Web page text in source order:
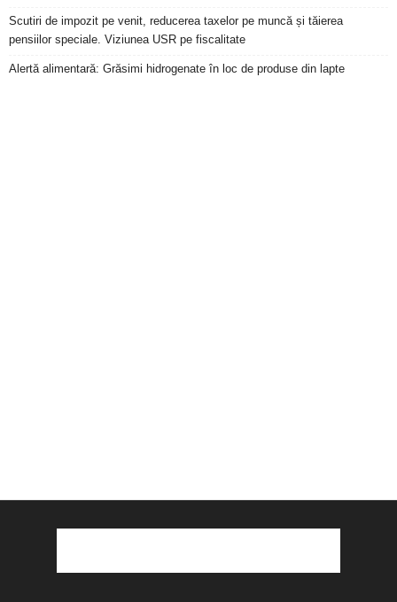
Scutiri de impozit pe venit, reducerea taxelor pe muncă și tăierea
pensiilor speciale. Viziunea USR pe fiscalitate
Alertă alimentară: Grăsimi hidrogenate în loc de produse din lapte